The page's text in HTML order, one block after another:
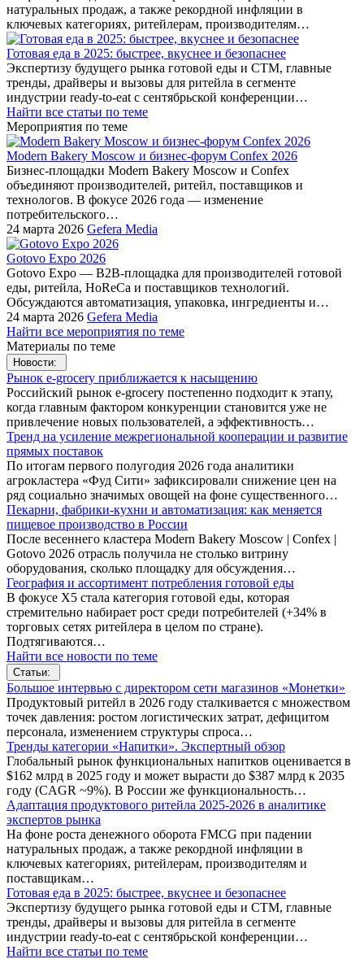
натуральных продаж, а также рекордной инфляции в
ключевых категориях, ритейлерам, производителям…
Готовая еда в 2025: быстрее, вкуснее и безопаснее
Экспертизу будущего рынка готовой еды и СТМ, главные
тренды, драйверы и вызовы для ритейла в сегменте
индустрии ready-to-eat с сентябрьской конференции…
Найти все статьи по теме
Мероприятия по теме
Modern Bakery Moscow и бизнес-форум Confex 2026
Бизнес-площадки Modern Bakery Moscow и Confex
объединяют производителей, ритейл, поставщиков и
технологов. В фокусе 2026 года — изменение
потребительского…
24 марта 2026 Gefera Media
Gotovo Expo 2026
Gotovo Expo — B2B-площадка для производителей готовой
еды, ритейла, HoReCa и поставщиков технологий.
Обсуждаются автоматизация, упаковка, ингредиенты и…
24 марта 2026 Gefera Media
Найти все мероприятия по теме
Материалы по теме
Новости:
Рынок e-grocery приближается к насыщению
Российский рынок e-grocery постепенно подходит к этапу,
когда главным фактором конкуренции становится уже не
привлечение новых пользователей, а эффективность…
Тренд на усиление межрегиональной кооперации и развитие
прямых поставок
По итогам первого полугодия 2026 года аналитики
агрокластера «Фуд Сити» зафиксировали снижение цен на
ряд социально значимых овощей на фоне существенного…
Пекарни, фабрики-кухни и автоматизация: как меняется
пищевое производство в России
После весеннего кластера Modern Bakery Moscow | Confex |
Gotovo 2026 отрасль получила не столько витрину
оборудования, сколько площадку для обсуждения…
География и ассортимент потребления готовой еды
В фокусе X5 стала категория готовой еды, которая
стремительно набирает рост среди потребителей (+34% в
торговых сетях ритейлера в целом по стране).
Подтягиваются…
Найти все новости по теме
Статьи:
Большое интервью с директором сети магазинов «Монетки»
Продуктовый ритейл в 2026 году сталкивается с множеством
точек давления: ростом логистических затрат, дефицитом
персонала, изменением структуры спроса…
Тренды категории «Напитки». Экспертный обзор
Глобальный рынок функциональных напитков оценивается в
$162 млрд в 2025 году и может вырасти до $387 млрд к 2035
году (CAGR ~9%). В России же функциональность…
Адаптация продуктового ритейла 2025-2026 в аналитике
экспертов рынка
На фоне роста денежного оборота FMCG при падении
натуральных продаж, а также рекордной инфляции в
ключевых категориях, ритейлерам, производителям и
поставщикам…
Готовая еда в 2025: быстрее, вкуснее и безопаснее
Экспертизу будущего рынка готовой еды и СТМ, главные
тренды, драйверы и вызовы для ритейла в сегменте
индустрии ready-to-eat с сентябрьской конференции…
Найти все статьи по теме